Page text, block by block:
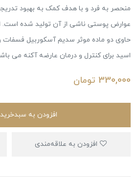
منحصر به فرد و با هدف کمک به بهبود
عوارض پوستی ناشی از آن تولید شده
حاوی دو ماده موثر سدیم آسکوربیل
اسید برای کنترل و درمان عارضه آکنه می
330,000 تومان
افزودن به سبدخرید